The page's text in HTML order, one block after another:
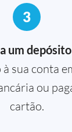
3
um depósito
sua conta
ou
cartão.